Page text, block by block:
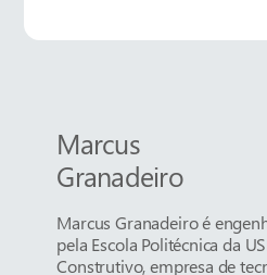
Marcus
Granadeiro
Marcus Granadeiro é
pela Escola Politécnica da
Construtivo, empresa de